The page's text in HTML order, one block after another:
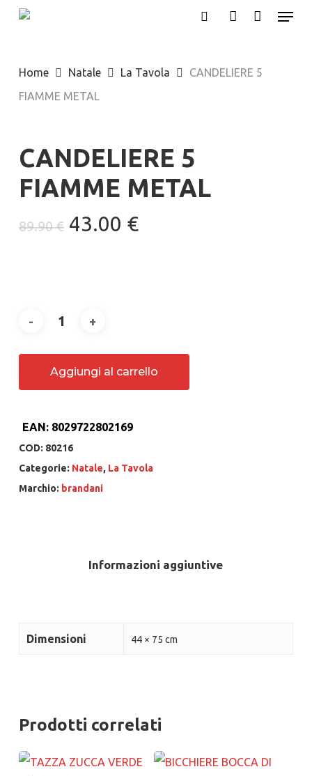
Skip
content
Menu
Home Natale La Tavola
CANDELIERE 5
FIAMME METAL
CANDELIERE 5
FIAMME METAL
89.90€ Il
43.00 €Il
Aggiungi al carrello
EAN: 8029722802169
COD: 80216
Categorie: Natale, La Tavola
Marchio: brandani
Informazioni aggiuntive
Dimensioni 44 × 75 cm
Prodotti correlati